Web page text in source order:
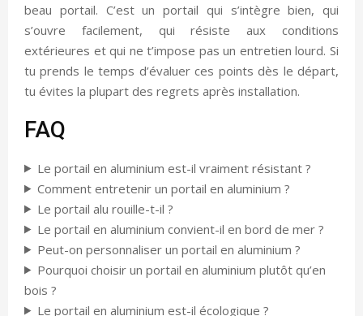
beau portail. C’est un portail qui s’intègre bien, qui
s’ouvre facilement, qui résiste aux conditions
extérieures et qui ne t’impose pas un entretien lourd. Si
tu prends le temps d’évaluer ces points dès le départ,
tu évites la plupart des regrets après installation.
FAQ
Le portail en aluminium est-il vraiment résistant ?
Comment entretenir un portail en aluminium ?
Le portail alu rouille-t-il ?
Le portail en aluminium convient-il en bord de mer ?
Peut-on personnaliser un portail en aluminium ?
Pourquoi choisir un portail en aluminium plutôt qu’en
bois ?
Le portail en aluminium est-il écologique ?